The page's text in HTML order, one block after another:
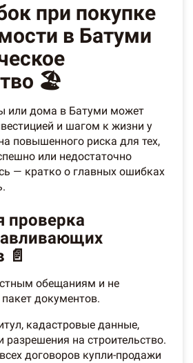
при покупке
в Батуми
🏖️
или дома в Батуми может
и шагом к жизни у
повышенного риска для тех,
или недостаточно
— кратко о главных ошибках
проверка
📄
обещаниям и не
документов.
кадастровые данные,
на строительство.
договоров купли-продажи